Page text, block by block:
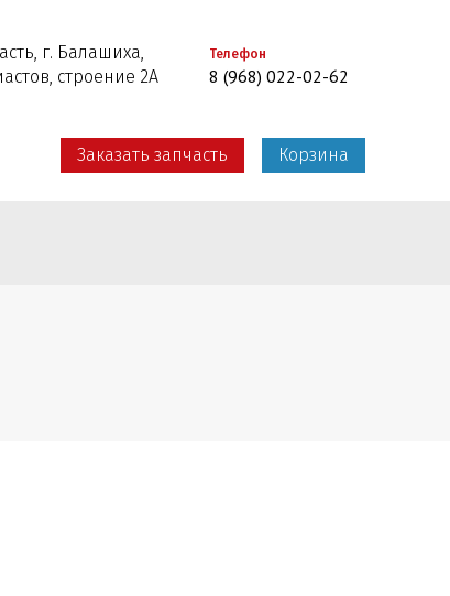
г. Балашиха,
строение 2А
Телефон
8 (968) 022-02-62
Заказать запчасть Корзина